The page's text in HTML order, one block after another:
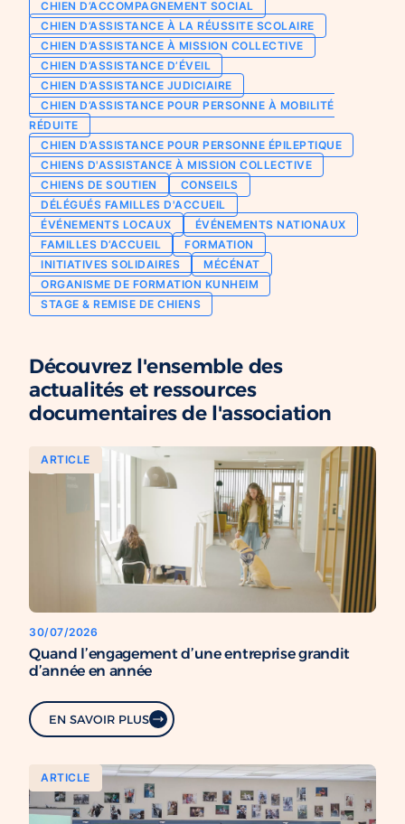
Chien d’assistance pour personne
épileptique
CHIENS À MISSION COLLECTIVE
Chien d’assistance d’accompagnement
social
Chien d’assistance à la réussite scolaire
Chien d’assistance judiciaire
Je deviens mécène ou partenaire
Ils nous soutiennent
Je m’engage / j’engage mes collaborateurs
Je lance une collecte
J’engage mes clients
CHIEN D’ACCOMPAGNEMENT SOCIAL
CHIEN D’ASSISTANCE À LA RÉUSSITE SCOLAIRE
CHIEN D’ASSISTANCE À MISSION COLLECTIVE
CHIEN D’ASSISTANCE D’ÉVEIL
CHIEN D’ASSISTANCE JUDICIAIRE
CHIEN D’ASSISTANCE POUR PERSONNE À MOBILITÉ
RÉDUITE
CHIEN D’ASSISTANCE POUR PERSONNE ÉPILEPTIQUE
CHIENS D'ASSISTANCE À MISSION COLLECTIVE
CHIENS DE SOUTIEN
CONSEILS
DÉLÉGUÉS FAMILLES D'ACCUEIL
ÉVÉNEMENTS LOCAUX
ÉVÉNEMENTS NATIONAUX
FAMILLES D’ACCUEIL
FORMATION
INITIATIVES SOLIDAIRES
MÉCÉNAT
ORGANISME DE FORMATION KUNHEIM
STAGE & REMISE DE CHIENS
Découvrez l'ensemble des
actualités et ressources
documentaires de l'association
ARTICLE
30/07/2026
Quand l’engagement d’une entreprise grandit
d’année en année
EN SAVOIR PLUS
ARTICLE